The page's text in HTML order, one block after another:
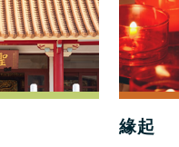
緣起